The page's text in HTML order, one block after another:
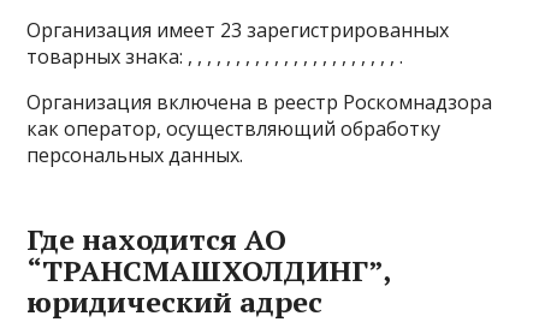
Организация имеет 23 зарегистрированных
товарных знака: , , , , , , , , , , , , , , , , , , , , , , .
Организация включена в реестр Роскомнадзора
как оператор, осуществляющий обработку
персональных данных.
Где находится АО
“ТРАНСМАШХОЛДИНГ”,
юридический адрес